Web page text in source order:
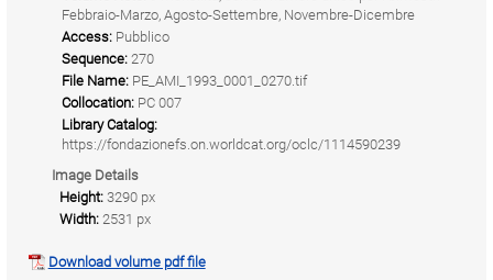
Febbraio-Marzo, Agosto-Settembre, Novembre-Dicembre
Access: Pubblico
Sequence: 270
File Name: PE_AMI_1993_0001_0270.tif
Collocation: PC 007
Library Catalog:
https://fondazionefs.on.worldcat.org/oclc/1114590239
Image Details
Height: 3290 px
Width: 2531 px
Download volume pdf file